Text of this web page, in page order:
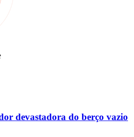
devastadora do berço vazio